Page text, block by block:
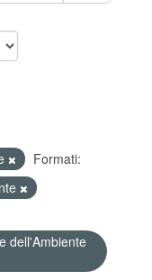
Formati:
dell'Ambiente